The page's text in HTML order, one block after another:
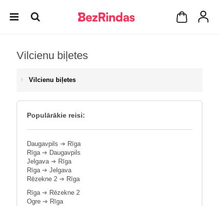
Vilcienu biļetes
Vilcienu biļetes
Populārākie reisi:
Daugavpils ➔ Rīga
Rīga➔ Daugavpils
Jelgava➔ Rīga
Rīga➔ Jelgava
Rēzekne 2 ➔ Rīga
Rīga➔ Rēzekne 2
Ogre ➔ Rīga